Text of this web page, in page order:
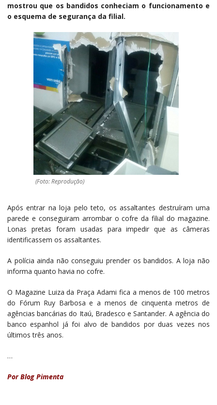
mostrou que os bandidos conheciam o funcionamento e
o esquema de segurança da filial.
(Foto: Reprodução)
Após entrar na loja pelo teto, os assaltantes destruíram uma
parede e conseguiram arrombar o cofre da filial do magazine.
Lonas pretas foram usadas para impedir que as câmeras
identificassem os assaltantes.
A polícia ainda não conseguiu prender os bandidos. A loja não
informa quanto havia no cofre.
O Magazine Luiza da Praça Adami fica a menos de 100 metros
do Fórum Ruy Barbosa e a menos de cinquenta metros de
agências bancárias do Itaú, Bradesco e Santander. A agência do
banco espanhol já foi alvo de bandidos por duas vezes nos
últimos três anos.
…
Por Blog Pimenta